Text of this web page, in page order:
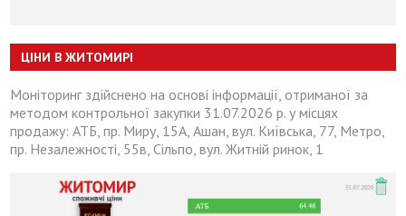
ЦІНИ В ЖИТОМИРІ
Моніторинг здійснено на основі інформації, отриманої за
методом контрольної закупки 31.07.2026 р. у місцях
продажу: АТБ, пр. Миру, 15А, Ашан, вул. Київська, 77, Метро,
пр. Незалежності, 55в, Сільпо, вул. Житній ринок, 1